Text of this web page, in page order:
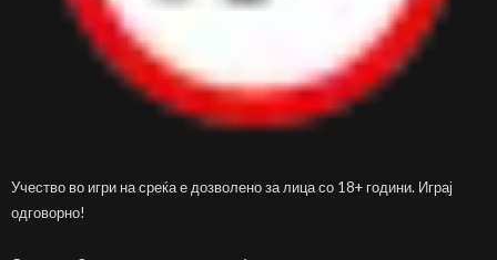
Учество во игри на среќа е дозволено за лица со 18+ години. Играј
одговорно!